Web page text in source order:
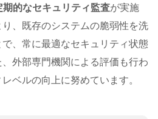
期的なセキュリティ監査が実施
、既存のシステムの脆弱性を洗
、常に最適なセキュリティ状態
外部専門機関による評価も行わ
ベルの向上に努めています。